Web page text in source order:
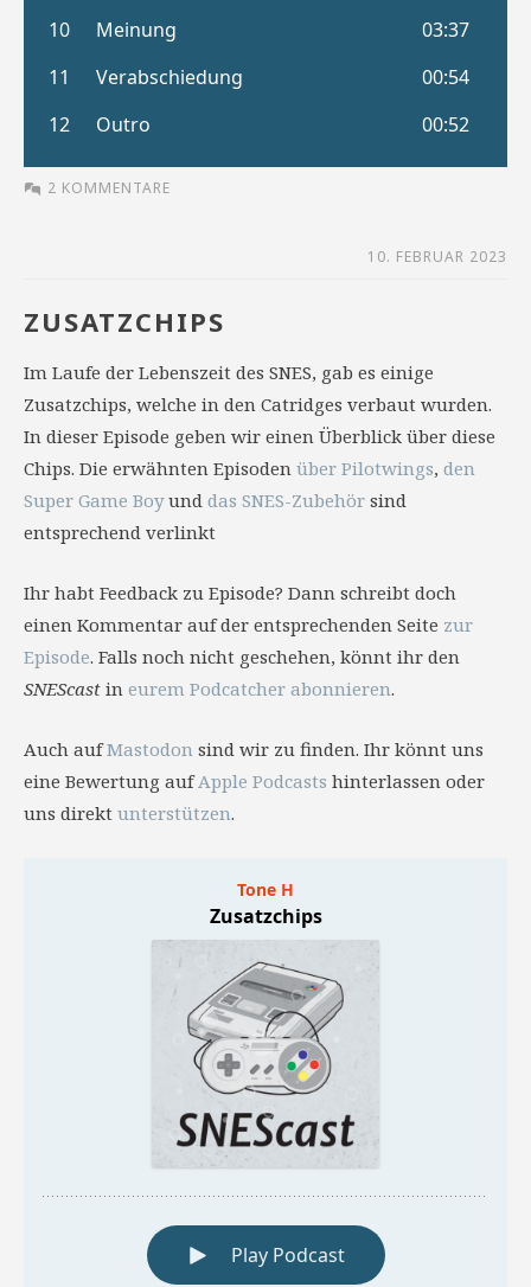
2 KOMMENTARE
10. FEBRUAR 2023
ZUSATZCHIPS
Im Laufe der Lebenszeit des SNES, gab es einige
Zusatzchips, welche in den Catridges verbaut wurden.
In dieser Episode geben wir einen Überblick über diese
Chips. Die erwähnten Episoden über Pilotwings, den
Super Game Boyund das SNES-Zubehör sind
entsprechend verlinkt
Ihr habt Feedback zu Episode? Dann schreibt doch
einen Kommentar auf der entsprechenden Seite zur
Episode. Falls noch nicht geschehen, könnt ihr den
SNEScast in eurem Podcatcher abonnieren.
Auch aufMastodon sind wir zu finden. Ihr könnt uns
eine Bewertung aufApple Podcasts hinterlassen oder
uns direkt unterstützen.